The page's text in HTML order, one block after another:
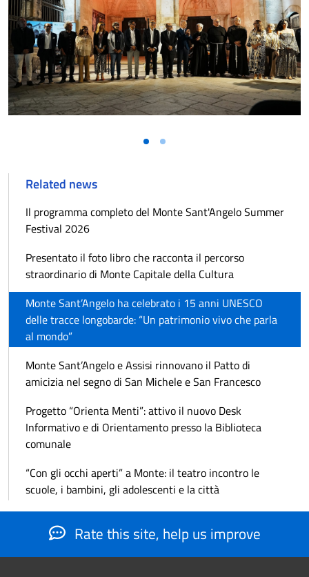
Related news
Il programma completo del Monte Sant'Angelo Summer
Festival 2026
Presentato il foto libro che racconta il percorso
straordinario di Monte Capitale della Cultura
Monte Sant’Angelo ha celebrato i 15 anni UNESCO
delle tracce longobarde: “Un patrimonio vivo che parla
al mondo”
Monte Sant’Angelo e Assisi rinnovano il Patto di
amicizia nel segno di San Michele e San Francesco
Progetto “Orienta Menti”: attivo il nuovo Desk
Informativo e di Orientamento presso la Biblioteca
comunale
“Con gli occhi aperti” a Monte: il teatro incontro le
scuole, i bambini, gli adolescenti e la città
Rate this site, help us improve